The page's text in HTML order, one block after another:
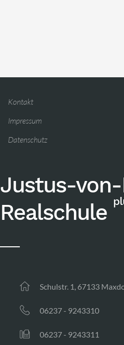
Kontakt
Impressum
Datenschutz
Justus-
Realschule
Schulstr. 1, 67133
06237 - 9243310
06237 - 9243311